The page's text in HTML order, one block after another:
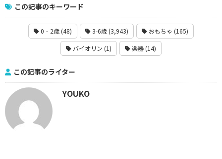
この記事のキーワード
0‐2歳 (48) 3-6歳 (3,943) おもちゃ (165)
バイオリン (1) 楽器 (14)
この記事のライター
YOUKO